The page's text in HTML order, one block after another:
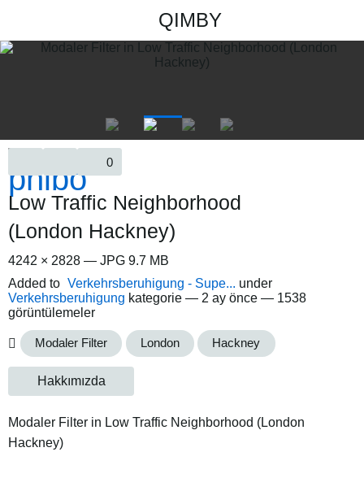
QIMBY
0
Low Traffic Neighborhood
(London Hackney)
4242 × 2828 — JPG 9.7 MB
Added to Verkehrsberuhigung - Supe... under
Verkehrsberuhigung kategorie — 2 ay önce — 1538
görüntülemeler
Modaler Filter London Hackney
Hakkımızda
Modaler Filter in Low Traffic Neighborhood (London
Hackney)